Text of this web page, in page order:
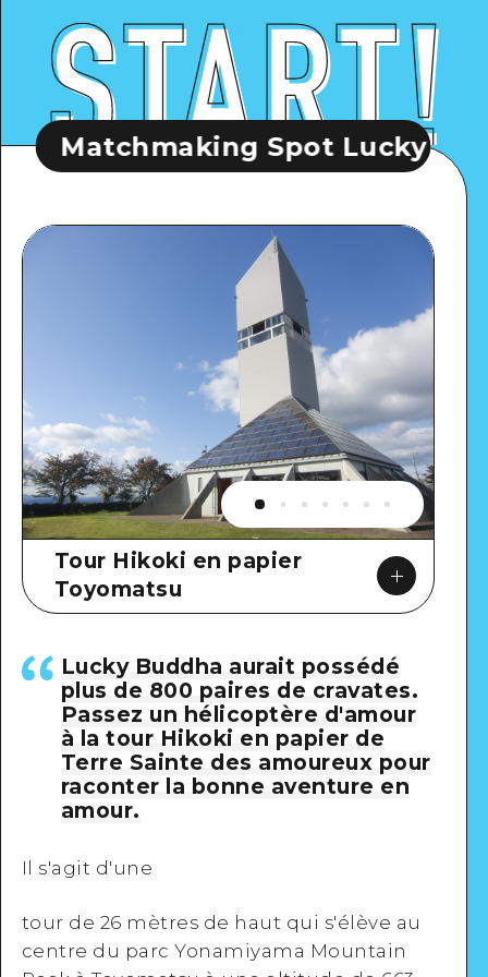
Spot Lucky Buddha,
Tour Hikoki en papier
Toyomatsu
Google Maps
Lucky Buddha aurait possédé
plus de 800 paires de cravates.
Passez un hélicoptère d'amour
à la tour Hikoki en papier de
Terre Sainte des amoureux pour
raconter la bonne aventure en
amour.
Il s'agit d'une
tour de 26 mètres de haut qui s'élève au
centre du parc Yonamiyama Mountain